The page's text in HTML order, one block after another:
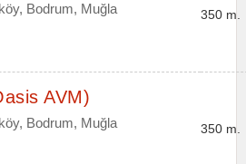
Bodrum, Muğla 350 m.
AVM)
Bodrum, Muğla 350 m.